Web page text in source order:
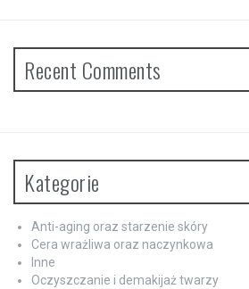
Recent Comments
Kategorie
Anti-aging oraz starzenie skóry
Cera wrażliwa oraz naczynkowa
Inne
Oczyszczanie i demakijaż twarzy